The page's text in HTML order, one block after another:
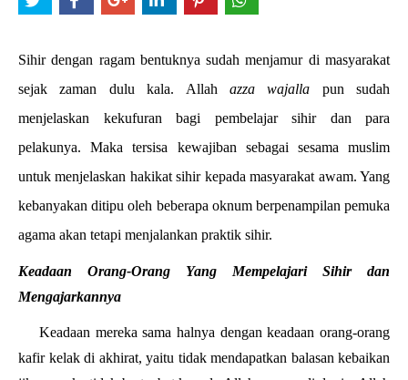
Sihir dengan ragam bentuknya sudah menjamur di masyarakat
sejak zaman dulu kala. Allah azza wajalla pun sudah
menjelaskan kekufuran bagi pembelajar sihir dan para
pelakunya. Maka tersisa kewajiban sebagai sesama muslim
untuk menjelaskan hakikat sihir kepada masyarakat awam. Yang
kebanyakan ditipu oleh beberapa oknum berpenampilan pemuka
agama akan tetapi menjalankan praktik sihir.
Keadaan Orang-Orang Yang Mempelajari Sihir dan
Mengajarkannya
Keadaan mereka sama halnya dengan keadaan orang-orang
kafir kelak di akhirat, yaitu tidak mendapatkan balasan kebaikan